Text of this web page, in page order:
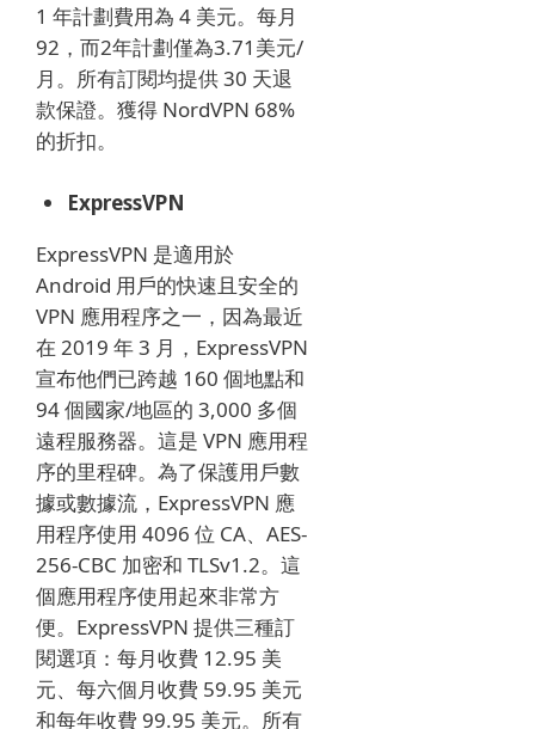
1 年計劃費用為 4 美元。 每月
92，而2年計劃僅為3.71美元/
月。 所有訂閱均提供 30 天退
款保證。 獲得 NordVPN 68%
的折扣。
ExpressVPN
ExpressVPN 是適用於
Android 用戶的快速且安全的
VPN 應用程序之一，因為最近
在 2019 年 3 月，ExpressVPN
宣布他們已跨越 160 個地點和
94 個國家/地區的 3,000 多個
遠程服務器。 這是 VPN 應用程
序的里程碑。 為了保護用戶數
據或數據流，ExpressVPN 應
用程序使用 4096 位 CA、AES-
256-CBC 加密和 TLSv1.2。 這
個應用程序使用起來非常方
便。 ExpressVPN 提供三種訂
閱選項：每月收費 12.95 美
元、每六個月收費 59.95 美元
和每年收費 99.95 美元。 所有